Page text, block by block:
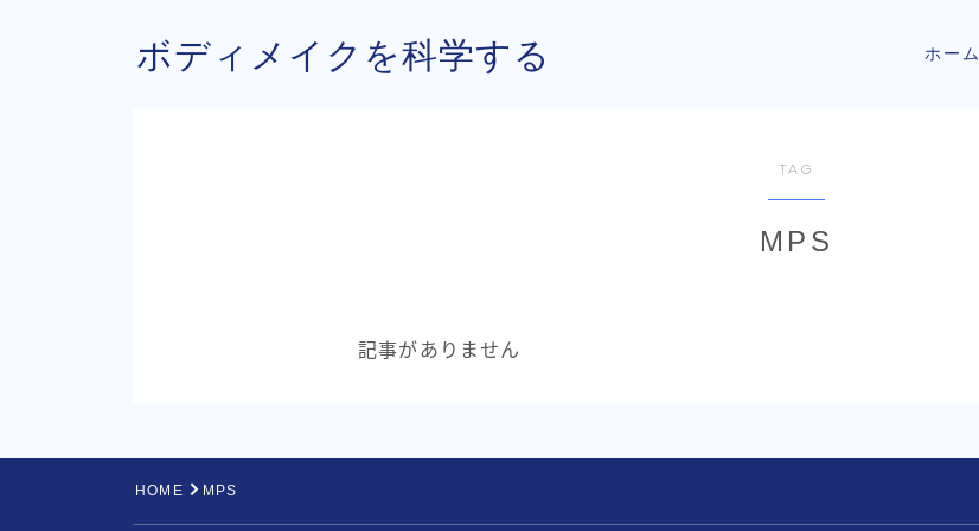
ボディメイクを科学する ホーム
TAG
MPS
記事がありません
HOME MPS